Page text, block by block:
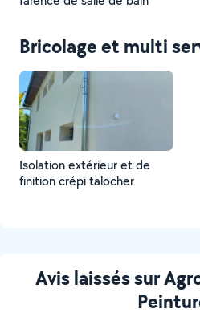
Bricolage et multi
Isolation extérieur et de
finition crépi talocher
Avis laissés sur